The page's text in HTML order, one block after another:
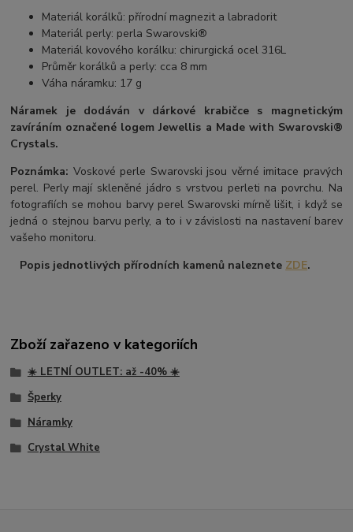
Materiál korálků: přírodní magnezit a labradorit
Materiál perly: perla Swarovski®
Materiál kovového korálku: chirurgická ocel 316L
Průměr korálků a perly: cca 8 mm
Váha náramku: 17 g
Náramek je dodáván v dárkové krabičce s magnetickým
zavíráním označené logem Jewellis a Made with Swarovski®
Crystals.
Poznámka: Voskové perle Swarovski jsou věrné imitace pravých
perel. Perly mají skleněné jádro s vrstvou perleti na povrchu. Na
fotografiích se mohou barvy perel Swarovski mírně lišit, i když se
jedná o stejnou barvu perly, a to i v závislosti na nastavení barev
vašeho monitoru.
Popis jednotlivých přírodních kamenů naleznete ZDE.
Zboží zařazeno v kategoriích
☀️ LETNÍ OUTLET: až -40% ☀️
Šperky
Náramky
Crystal White